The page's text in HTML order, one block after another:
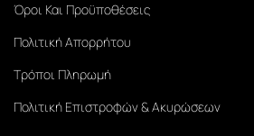
Όροι Και Προϋποθέσεις
Πολιτική Απορρήτου
Τρόποι Πληρωμή
Πολιτική Επιστροφών & Ακυρώσεων